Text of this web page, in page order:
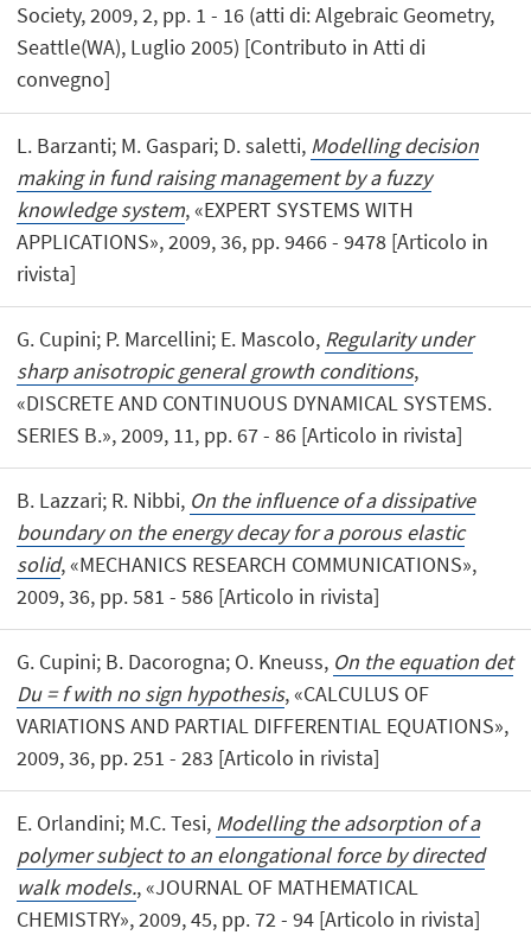
Society, 2009, 2, pp. 1 - 16 (atti di: Algebraic Geometry,
Seattle(WA), Luglio 2005) [Contributo in Atti di
convegno]
L. Barzanti; M. Gaspari; D. saletti, Modelling decision
making in fund raising management by a fuzzy
knowledge system, «EXPERT SYSTEMS WITH
APPLICATIONS», 2009, 36, pp. 9466 - 9478 [Articolo in
rivista]
G. Cupini; P. Marcellini; E. Mascolo, Regularity under
sharp anisotropic general growth conditions,
«DISCRETE AND CONTINUOUS DYNAMICAL SYSTEMS.
SERIES B.», 2009, 11, pp. 67 - 86 [Articolo in rivista]
B. Lazzari; R. Nibbi, On the influence of a dissipative
boundary on the energy decay for a porous elastic
solid, «MECHANICS RESEARCH COMMUNICATIONS»,
2009, 36, pp. 581 - 586 [Articolo in rivista]
G. Cupini; B. Dacorogna; O. Kneuss, On the equation det
Du = f with no sign hypothesis, «CALCULUS OF
VARIATIONS AND PARTIAL DIFFERENTIAL EQUATIONS»,
2009, 36, pp. 251 - 283 [Articolo in rivista]
E. Orlandini; M.C. Tesi, Modelling the adsorption of a
polymer subject to an elongational force by directed
walk models., «JOURNAL OF MATHEMATICAL
CHEMISTRY», 2009, 45, pp. 72 - 94 [Articolo in rivista]